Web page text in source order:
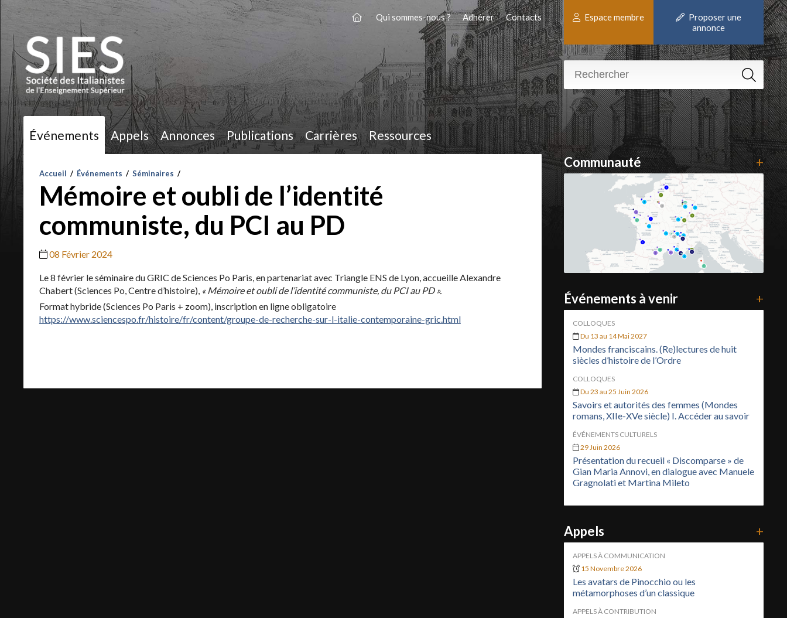
Qui sommes-nous ? Adhérer Contacts
Événements Appels Annonces Publications Carrières Ressources
Espace membre
Proposer une
annonce
Accueil / Événements / Séminaires /
Mémoire et oubli de l’identité
communiste, du PCI au PD
08 Février 2024
Le 8 février le séminaire du GRIC de Sciences Po Paris, en partenariat avec Triangle ENS de Lyon, accueille Alexandre
Chabert (Sciences Po, Centre d’histoire), « Mémoire et oubli de l’identité communiste, du PCI au PD ».
Format hybride (Sciences Po Paris + zoom), inscription en ligne obligatoire
https://www.sciencespo.fr/histoire/fr/content/groupe-de-recherche-sur-l-italie-contemporaine-gric.html
Communauté +
Événements à venir +
COLLOQUES
Du 13 au 14 Mai 2027
Mondes franciscains. (Re)lectures de huit
siècles d’histoire de l’Ordre
COLLOQUES
Du 23 au 25 Juin 2026
Savoirs et autorités des femmes (Mondes
romans, XIIe-XVe siècle) I. Accéder au savoir
ÉVÉNEMENTS CULTURELS
29 Juin 2026
Présentation du recueil « Discomparse » de
Gian Maria Annovi, en dialogue avec Manuele
Gragnolati et Martina Mileto
Appels +
APPELS À COMMUNICATION
15 Novembre 2026
Les avatars de Pinocchio ou les
métamorphoses d’un classique
APPELS À CONTRIBUTION